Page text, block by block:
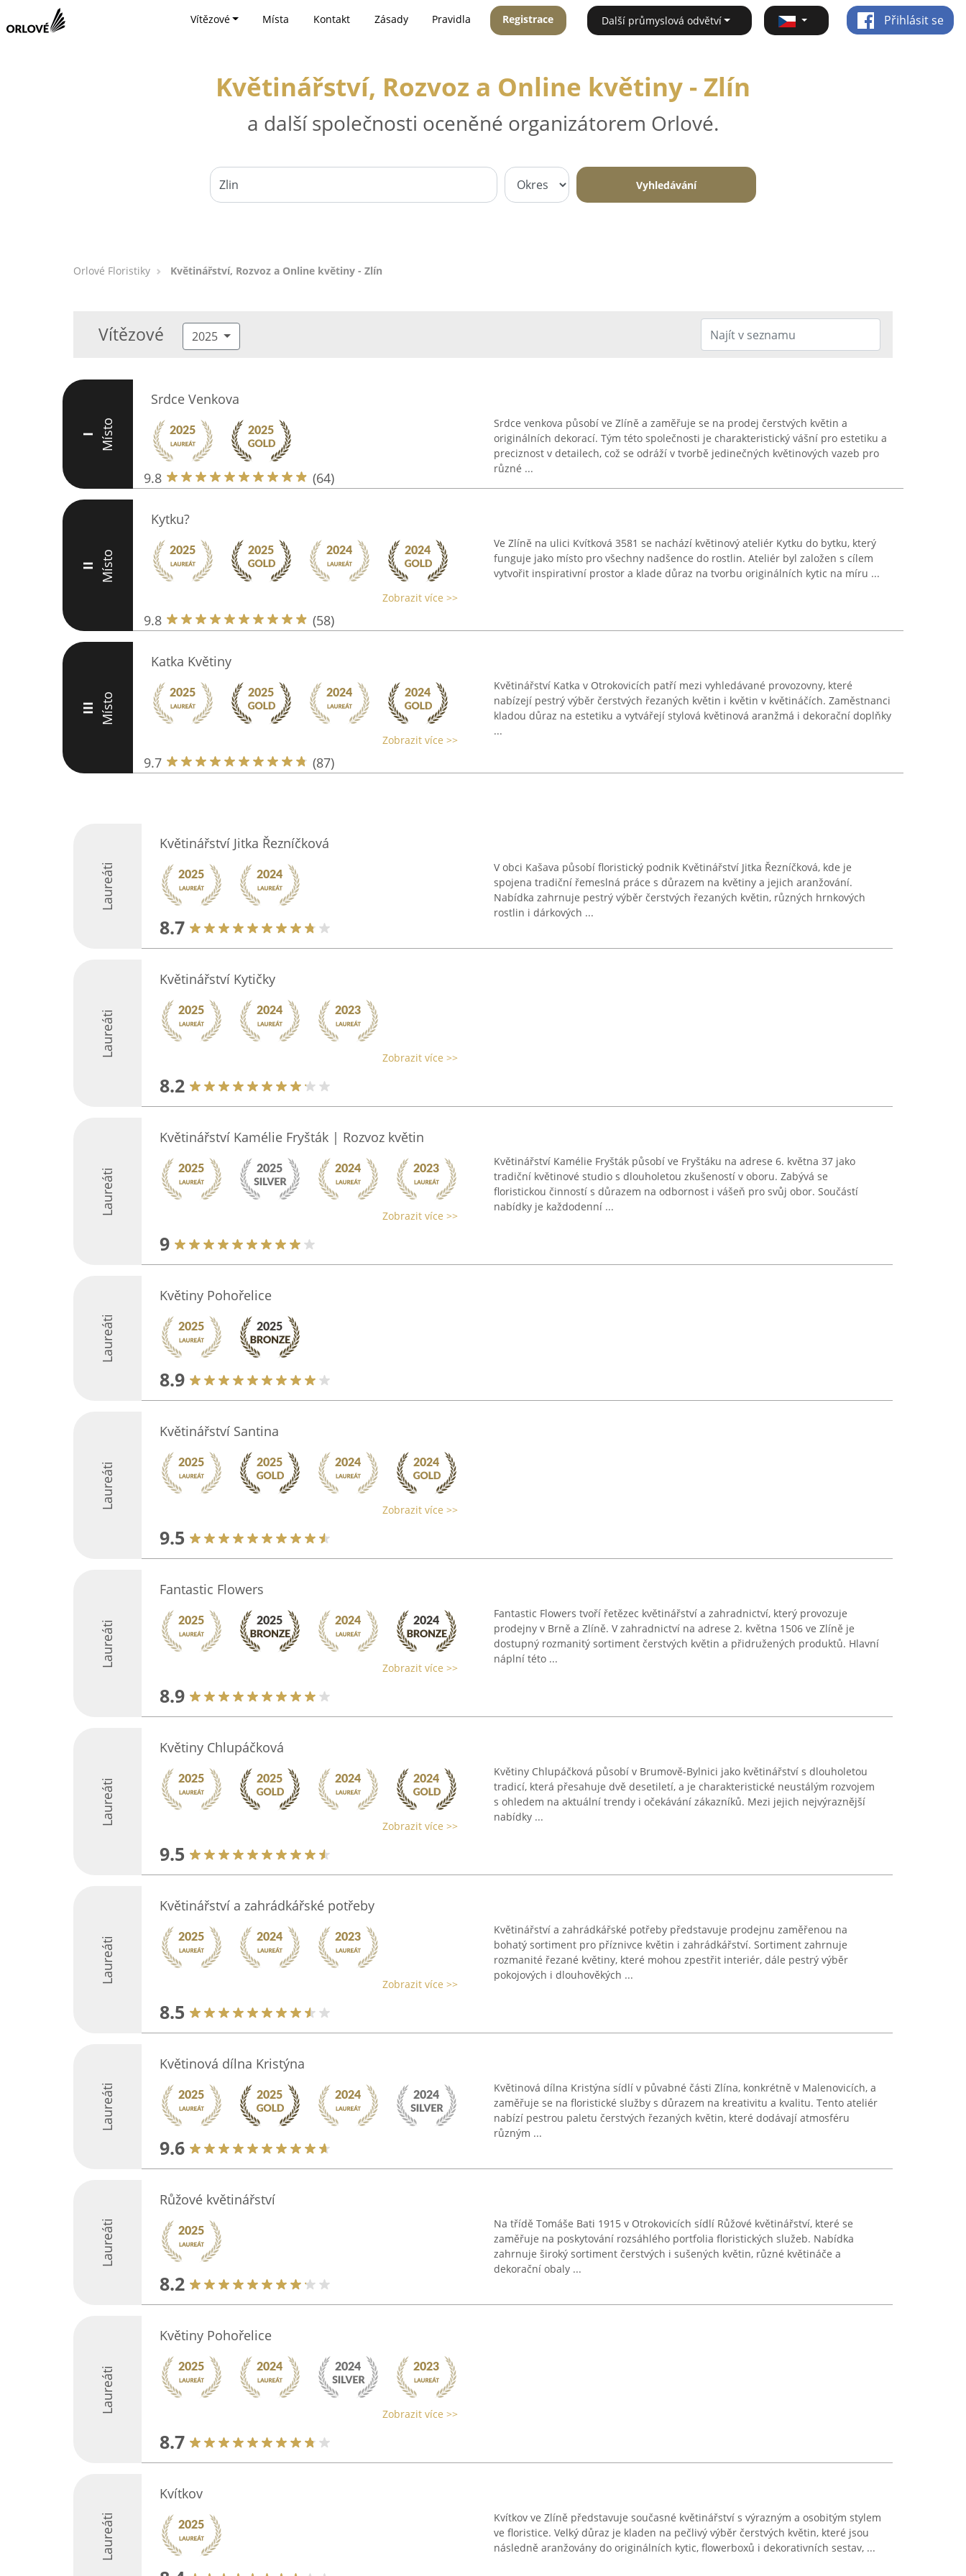
Vítězové Místa Kontakt Zásady Pravidla Registrace Další průmyslová odvětví Přihlásit se
Květinářství, Rozvoz a Online květiny - Zlín
a další společnosti oceněné organizátorem Orlové.
Vyhledávání
Orlové Floristiky Květinářství, Rozvoz a Online květiny - Zlín
Vítězové 2025
I Místo
Srdce Venkova
9.8 (64)
Srdce venkova působí ve Zlíně a zaměřuje se na prodej čerstvých květin a
originálních dekorací. Tým této společnosti je charakteristický vášní pro estetiku a
preciznost v detailech, což se odráží v tvorbě jedinečných květinových vazeb pro
různé ...
II Místo
Kytku?
Zobrazit více >>
9.8 (58)
Ve Zlíně na ulici Kvítková 3581 se nachází květinový ateliér Kytku do bytku, který
funguje jako místo pro všechny nadšence do rostlin. Ateliér byl založen s cílem
vytvořit inspirativní prostor a klade důraz na tvorbu originálních kytic na míru ...
III Místo
Katka Květiny
Zobrazit více >>
9.7 (87)
Květinářství Katka v Otrokovicích patří mezi vyhledávané provozovny, které
nabízejí pestrý výběr čerstvých řezaných květin i květin v květináčích. Zaměstnanci
kladou důraz na estetiku a vytvářejí stylová květinová aranžmá i dekorační doplňky
...
Laureáti
Květinářství Jitka Řezníčková
8.7
V obci Kašava působí floristický podnik Květinářství Jitka Řezníčková, kde je
spojena tradiční řemeslná práce s důrazem na květiny a jejich aranžování.
Nabídka zahrnuje pestrý výběr čerstvých řezaných květin, různých hrnkových
rostlin i dárkových ...
Laureáti
Květinářství Kytičky
Zobrazit více >>
8.2
Laureáti
Květinářství Kamélie Fryšták | Rozvoz květin
Zobrazit více >>
9
Květinářství Kamélie Fryšták působí ve Fryštáku na adrese 6. května 37 jako
tradiční květinové studio s dlouholetou zkušeností v oboru. Zabývá se
floristickou činností s důrazem na odbornost i vášeň pro svůj obor. Součástí
nabídky je každodenní ...
Laureáti
Květiny Pohořelice
8.9
Laureáti
Květinářství Santina
Zobrazit více >>
9.5
Laureáti
Fantastic Flowers
Zobrazit více >>
8.9
Fantastic Flowers tvoří řetězec květinářství a zahradnictví, který provozuje
prodejny v Brně a Zlíně. V zahradnictví na adrese 2. května 1506 ve Zlíně je
dostupný rozmanitý sortiment čerstvých květin a přidružených produktů. Hlavní
náplní této ...
Laureáti
Květiny Chlupáčková
Zobrazit více >>
9.5
Květiny Chlupáčková působí v Brumově-Bylnici jako květinářství s dlouholetou
tradicí, která přesahuje dvě desetiletí, a je charakteristické neustálým rozvojem
s ohledem na aktuální trendy i očekávání zákazníků. Mezi jejich nejvýraznější
nabídky ...
Laureáti
Květinářství a zahrádkářské potřeby
Zobrazit více >>
8.5
Květinářství a zahrádkářské potřeby představuje prodejnu zaměřenou na
bohatý sortiment pro příznivce květin i zahrádkářství. Sortiment zahrnuje
rozmanité řezané květiny, které mohou zpestřit interiér, dále pestrý výběr
pokojových i dlouhověkých ...
Laureáti
Květinová dílna Kristýna
9.6
Květinová dílna Kristýna sídlí v půvabné části Zlína, konkrétně v Malenovicích, a
zaměřuje se na floristické služby s důrazem na kreativitu a kvalitu. Tento ateliér
nabízí pestrou paletu čerstvých řezaných květin, které dodávají atmosféru
různým ...
Laureáti
Růžové květinářství
8.2
Na třídě Tomáše Bati 1915 v Otrokovicích sídlí Růžové květinářství, které se
zaměřuje na poskytování rozsáhlého portfolia floristických služeb. Nabídka
zahrnuje široký sortiment čerstvých i sušených květin, různé květináče a
dekorační obaly ...
Laureáti
Květiny Pohořelice
Zobrazit více >>
8.7
Laureáti
Kvítkov
Kvítkov ve Zlíně představuje současné květinářství s výrazným a osobitým stylem
ve floristice. Velký důraz je kladen na pečlivý výběr čerstvých květin, které jsou
následně aranžovány do originálních kytic, flowerboxů i dekorativních sestav, ...